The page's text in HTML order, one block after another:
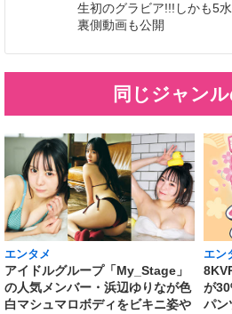
生初のグラビア!!!しかも5
裏側動画も公開
同じジャン
エンタメ
アイドルグループ「My_Stage」
の人気メンバー・浜辺ゆりなが色
白マシュマロボディをビキニ姿や
エン
が
パン